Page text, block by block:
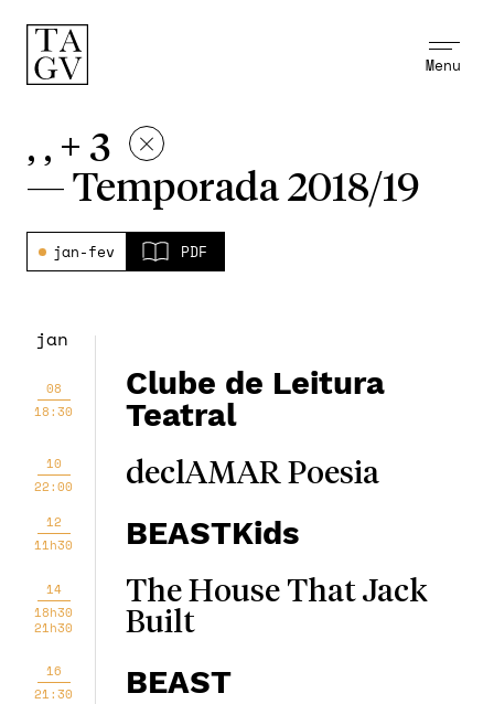
Menu
, , + 3
— Temporada 2018/19
jan-fev PDF
jan
08
18:30
Clube de Leitura
Teatral
10
22:00
declAMAR Poesia
12
11h30
BEASTKids
14
18h30
21h30
The House That Jack
Built
16
21:30
BEAST